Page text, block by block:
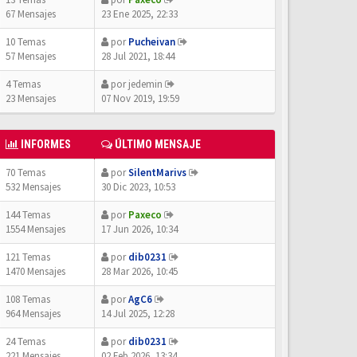
67 Mensajes
23 Ene 2025, 22:33
10 Temas
57 Mensajes
porPucheivan
28 Jul 2021, 18:44
4 Temas
23 Mensajes
porjedemin
07 Nov 2019, 19:59
INFORMES ÚLTIMO MENSAJE
70 Temas
532 Mensajes
porSilentMarivs
30 Dic 2023, 10:53
144 Temas
1554 Mensajes
porPaxeco
17 Jun 2026, 10:34
121 Temas
1470 Mensajes
pordib0231
28 Mar 2026, 10:45
108 Temas
964 Mensajes
porAgC6
14 Jul 2025, 12:28
24 Temas
pordib0231